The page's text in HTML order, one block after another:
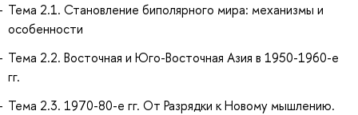
Тема 2.1. Становление биполярного мира: механизмы и
особенности
Тема 2.2. Восточная и Юго-Восточная Азия в 1950-1960-е
гг.
Тема 2.3. 1970-80-е гг. От Разрядки к Новому мышлению.